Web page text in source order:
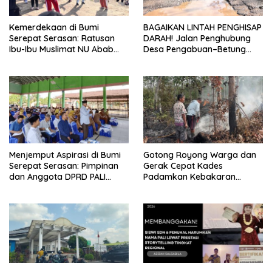
Kemerdekaan di Bumi
Serepat Serasan: Ratusan
Ibu-Ibu Muslimat NU Abab
Indonesia
BAGAIKAN LINTAH PENGHISAP
DARAH! Jalan Penghubung
Desa Pengabuan–Betung
Kerok
Menjemput Aspirasi di Bumi
Serepat Serasan: Pimpinan
dan Anggota DPRD PALI
Melalui Reses Ke-2 Tahun
2026
Gotong Royong Warga dan
Gerak Cepat Kades
Padamkan Kebakaran